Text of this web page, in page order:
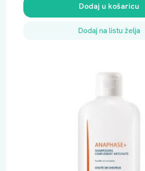
Dodaj u košaricu
Dodaj na listu želja